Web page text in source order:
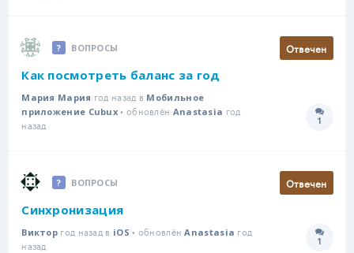
ВОПРОСЫ Отвечен
Как посмотреть баланс за год
Мария Мария год назад в Мобильное
приложение Cubux • обновлён Anastasia год
назад
1
ВОПРОСЫ Отвечен
Синхронизация
Виктор год назад в iOS • обновлёнAnastasia год
назад
1